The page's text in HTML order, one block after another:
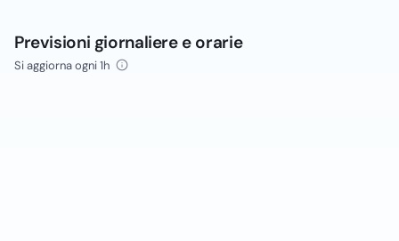
Previsioni giornaliere e orarie
Si aggiorna ogni 1h